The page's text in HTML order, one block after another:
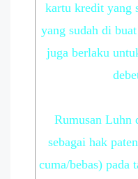
kartu kredit yang
yang sudah di
juga berlaku
Rumusan Luhn
sebagai hak
cuma/bebas) pada